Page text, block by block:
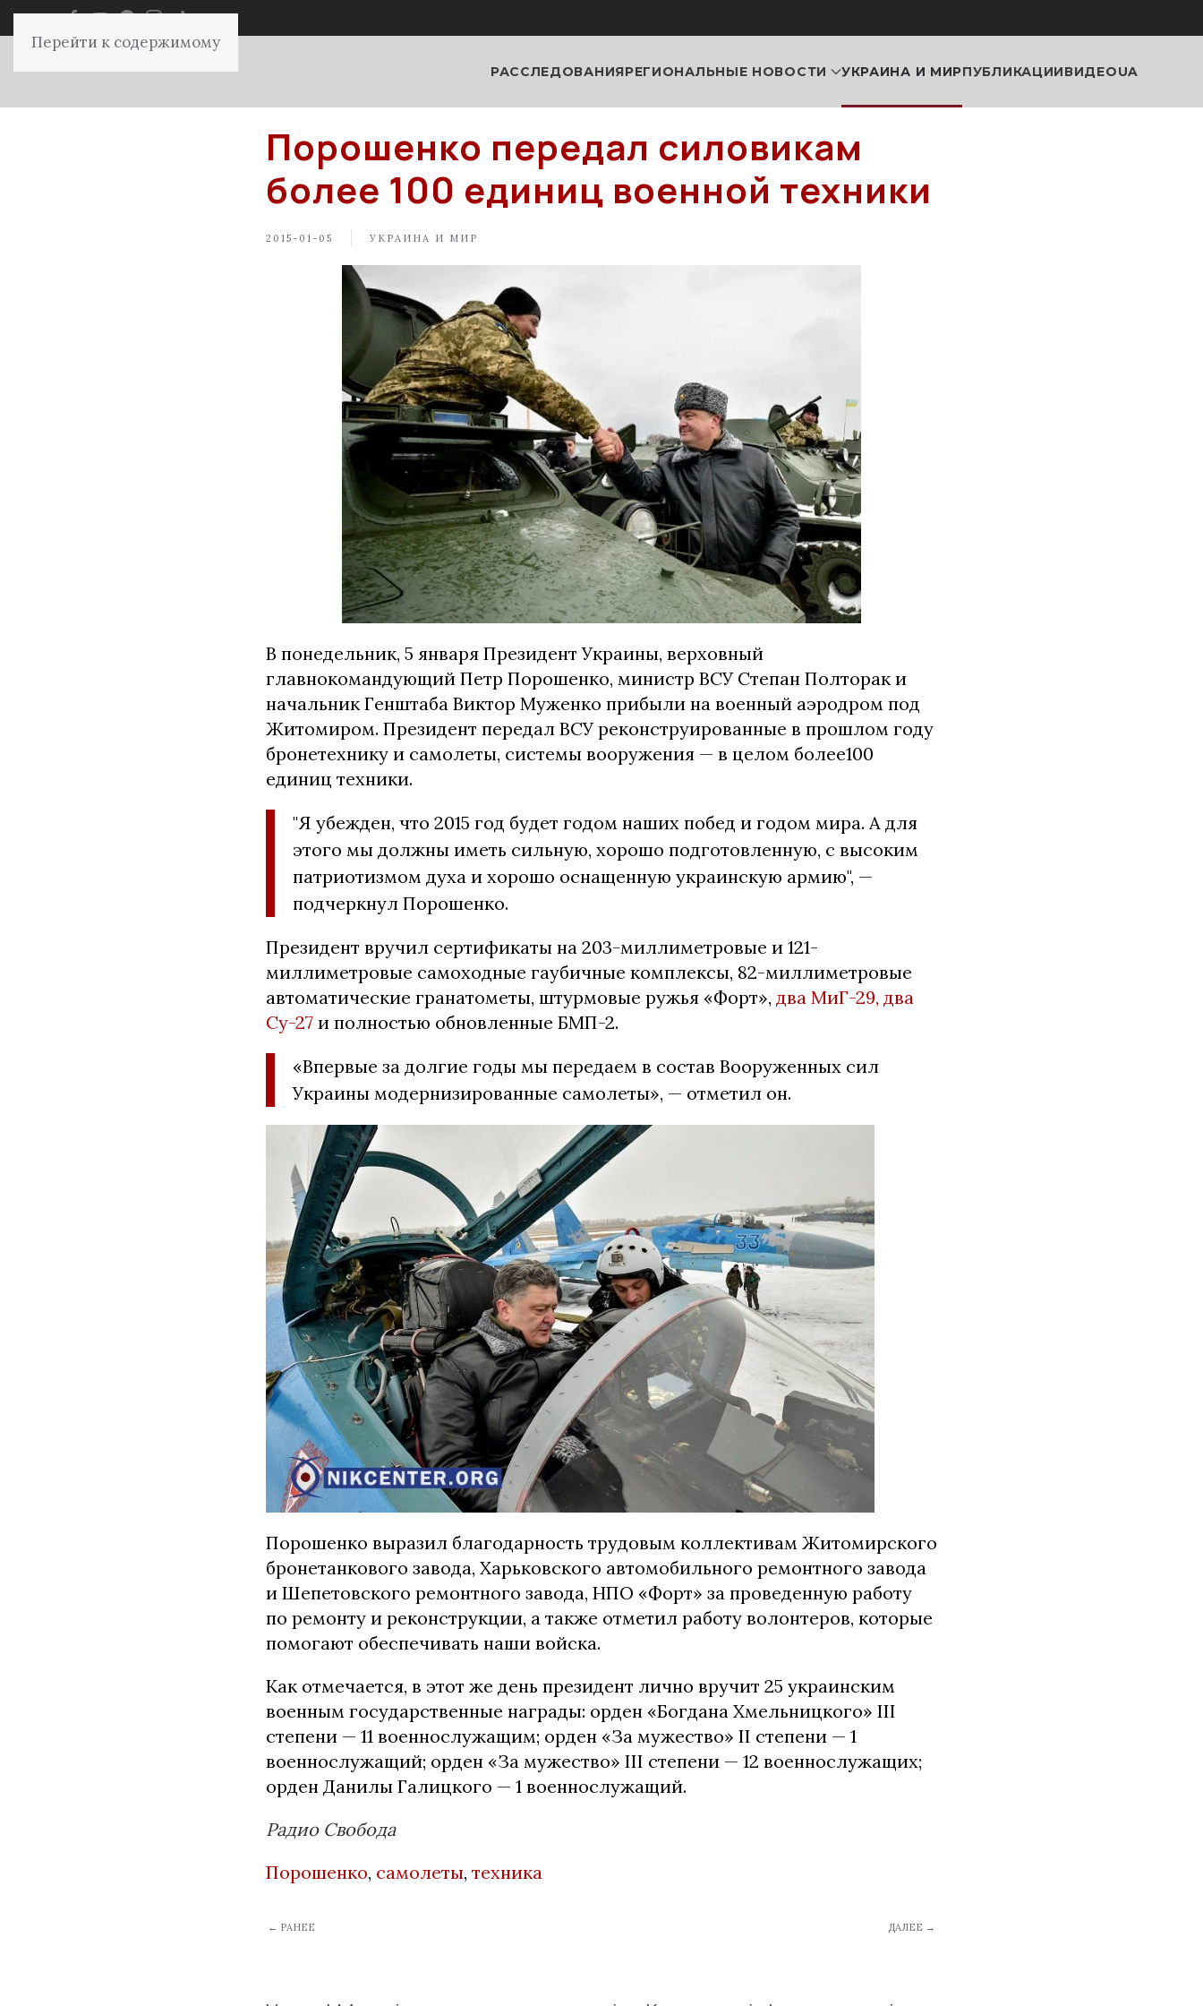
Перейти к содержимому
РАССЛЕДОВАНИЯРЕГИОНАЛЬНЫЕ НОВОСТИ УКРАИНА И МИРПУБЛИКАЦИИВИДЕОUA
Порошенко передал силовикам
более 100 единиц военной техники
2015-01-05 УКРАИНА И МИР
В понедельник, 5 января Президент Украины, верховный
главнокомандующий Петр Порошенко, министр ВСУ Степан Полторак и
начальник Генштаба Виктор Муженко прибыли на военный аэродром под
Житомиром. Президент передал ВСУ реконструированные в прошлом году
бронетехнику и самолеты, системы вооружения — в целом более100
единиц техники.
"Я убежден, что 2015 год будет годом наших побед и годом мира. А для
этого мы должны иметь сильную, хорошо подготовленную, с высоким
патриотизмом духа и хорошо оснащенную украинскую армию", —
подчеркнул Порошенко.
Президент вручил сертификаты на 203-миллиметровые и 121-
миллиметровые самоходные гаубичные комплексы, 82-миллиметровые
автоматические гранатометы, штурмовые ружья «Форт», два МиГ-29, два
Су-27 и полностью обновленные БМП-2.
«Впервые за долгие годы мы передаем в состав Вооруженных сил
Украины модернизированные самолеты», — отметил он.
Порошенко выразил благодарность трудовым коллективам Житомирского
бронетанкового завода, Харьковского автомобильного ремонтного завода
и Шепетовского ремонтного завода, НПО «Форт» за проведенную работу
по ремонту и реконструкции, а также отметил работу волонтеров, которые
помогают обеспечивать наши войска.
Как отмечается, в этот же день президент лично вручит 25 украинским
военным государственные награды: орден «Богдана Хмельницкого» ІІІ
степени — 11 военнослужащим; орден «За мужество» ІІ степени — 1
военнослужащий; орден «За мужество» ІІІ степени — 12 военнослужащих;
орден Данилы Галицкого — 1 военнослужащий.
Радио Свобода
Порошенко, самолеты, техника
← РАНЕЕ ДАЛЕЕ →